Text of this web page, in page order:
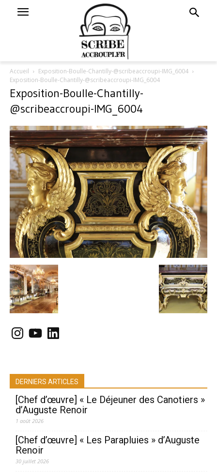
Accueil
Exposition-Boulle-Chantilly-@scribeaccroupi-IMG_6004
Exposition-Boulle-Chantilly-@scribeaccroupi-IMG_6004
Exposition-Boulle-Chantilly-
@scribeaccroupi-IMG_6004
Instagram
YouTubeLinkedIn
DERNIERS ARTICLES
[Chef d’œuvre] « Le Déjeuner des Canotiers »
d’Auguste Renoir
1 août 2026
[Chef d’œuvre] « Les Parapluies » d’Auguste
Renoir
30 juillet 2026